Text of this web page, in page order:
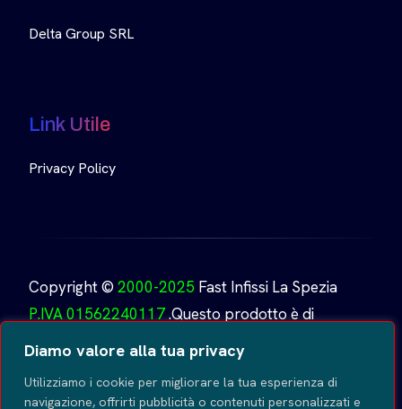
Diamo valore alla tua privacy
Utilizziamo i cookie per migliorare la tua esperienza di
navigazione, offrirti pubblicità o contenuti personalizzati e
Delta Group SRL
Link Utile
Privacy Policy
Copyright © 2000-2025 Fast Infissi La Spezia
P.IVA 01562240117.Questo prodotto è di
proprietà di
Fast Infissi. Creato da